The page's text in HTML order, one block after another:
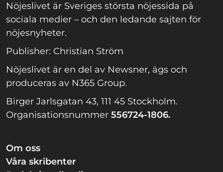
Nöjeslivet är Sveriges största nöjessida på
sociala medier – och den ledande sajten för
nöjesnyheter.
Publisher: Christian Ström
Nöjeslivet är en del av Newsner, ägs och
produceras av N365 Group.
Birger Jarlsgatan 43, 111 45 Stockholm.
Organisationsnummer 556724-1806.
Om oss
Våra skribenter